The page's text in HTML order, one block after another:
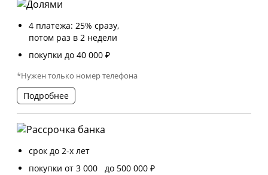
4 платежа: 25% сразу,
потом раз в 2 недели
покупки до 40 000 ₽
*Нужен только номер телефона
Подробнее
срок до 2-х лет
покупки от 3 000 до 500 000 ₽